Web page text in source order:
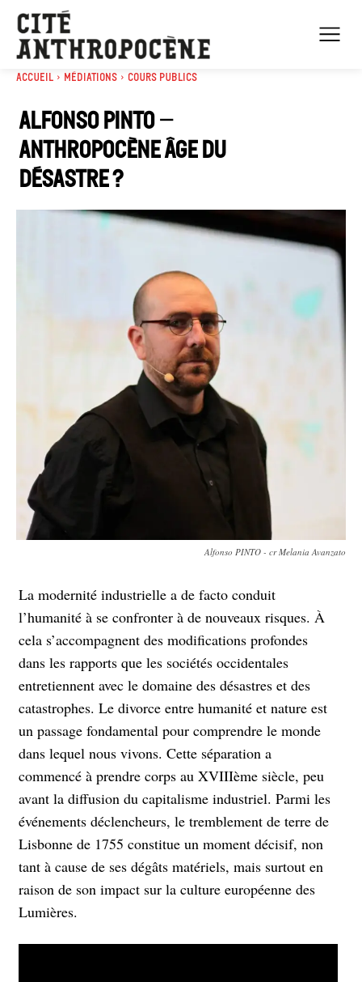
Accueil Médiations Cours Publics
Alfonso PINTO –
Anthropocène âge du
désastre ?
Alfonso PINTO - cr Melania Avanzato
La modernité industrielle a de facto conduit
l’humanité à se confronter à de nouveaux risques. À
cela s’accompagnent des modifications profondes
dans les rapports que les sociétés occidentales
entretiennent avec le domaine des désastres et des
catastrophes. Le divorce entre humanité et nature est
un passage fondamental pour comprendre le monde
dans lequel nous vivons. Cette séparation a
commencé à prendre corps au XVIIIème siècle, peu
avant la diffusion du capitalisme industriel. Parmi les
événements déclencheurs, le tremblement de terre de
Lisbonne de 1755 constitue un moment décisif, non
tant à cause de ses dégâts matériels, mais surtout en
raison de son impact sur la culture européenne des
Lumières.